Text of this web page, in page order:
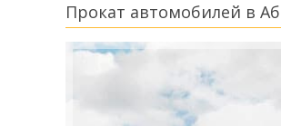
Прокат автомобилей в